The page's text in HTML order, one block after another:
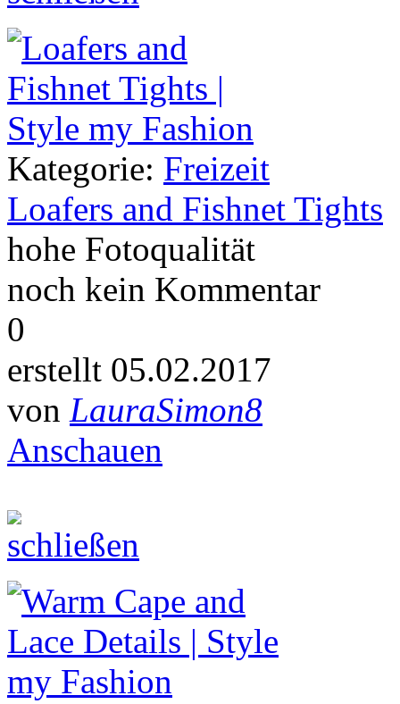
Kategorie: Freizeit
Loafers and Fishnet Tights
hohe Fotoqualität
noch kein Kommentar
0
erstellt 05.02.2017
von LauraSimon8
Anschauen